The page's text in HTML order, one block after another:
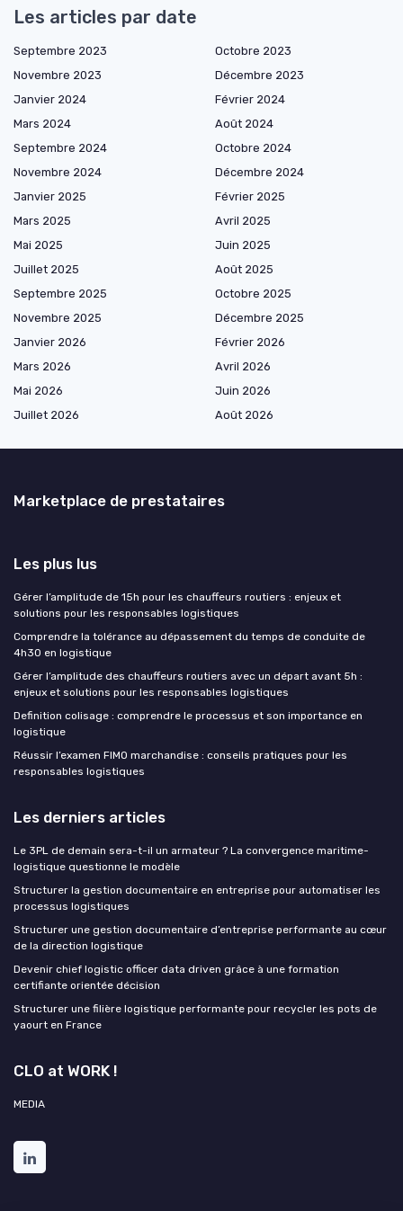
Les articles par date
Septembre 2023
Octobre 2023
Novembre 2023
Décembre 2023
Janvier 2024
Février 2024
Mars 2024
Août 2024
Septembre 2024
Octobre 2024
Novembre 2024
Décembre 2024
Janvier 2025
Février 2025
Mars 2025
Avril 2025
Mai 2025
Juin 2025
Juillet 2025
Août 2025
Septembre 2025
Octobre 2025
Novembre 2025
Décembre 2025
Janvier 2026
Février 2026
Mars 2026
Avril 2026
Mai 2026
Juin 2026
Juillet 2026
Août 2026
Marketplace de prestataires
Les plus lus
Gérer l’amplitude de 15h pour les chauffeurs routiers : enjeux et
solutions pour les responsables logistiques
Comprendre la tolérance au dépassement du temps de conduite de
4h30 en logistique
Gérer l’amplitude des chauffeurs routiers avec un départ avant 5h :
enjeux et solutions pour les responsables logistiques
Definition colisage : comprendre le processus et son importance en
logistique
Réussir l’examen FIMO marchandise : conseils pratiques pour les
responsables logistiques
Les derniers articles
Le 3PL de demain sera-t-il un armateur ? La convergence maritime-
logistique questionne le modèle
Structurer la gestion documentaire en entreprise pour automatiser les
processus logistiques
Structurer une gestion documentaire d’entreprise performante au cœur
de la direction logistique
Devenir chief logistic officer data driven grâce à une formation
certifiante orientée décision
Structurer une filière logistique performante pour recycler les pots de
yaourt en France
CLO at WORK !
MEDIA